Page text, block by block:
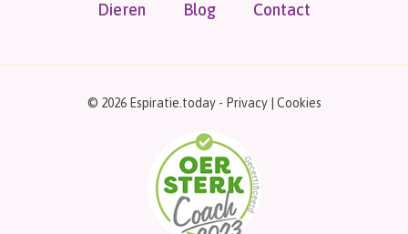
Dieren
Blog Contact
© 2026 Espiratie.today - Privacy| Cookies